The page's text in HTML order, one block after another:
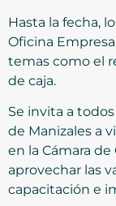
Hasta la fecha,
Oficina
temas como el
de caja.
Se invita a
de Manizales a
en la Cámara de
aprovechar las
capacitación e